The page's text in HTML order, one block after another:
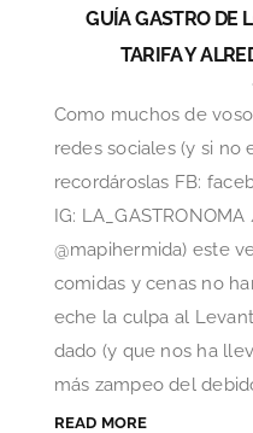
GUÍA GASTRO DE
TARIFA Y
Como muchos de
redes sociales (y si no
recordároslas FB:
IG:
@mapihermida) este
comidas y cenas no
eche la culpa al
dado (y que nos ha
más zampeo del
READ MORE